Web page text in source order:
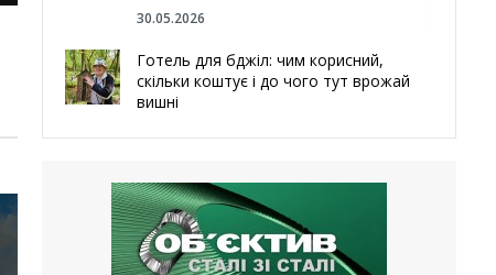
30.05.2026
Готель для бджіл: чим корисний,
скільки коштує і до чого тут врожай
вишні
Чугуєва, міста, яке встояло попри
все
21.05.2026